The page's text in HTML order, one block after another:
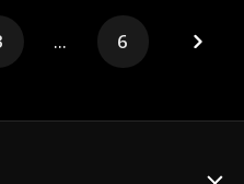
Астрид вернет ему
любую ее просьбу.
ждет культурный шок,
означает совсем не то,
... 6